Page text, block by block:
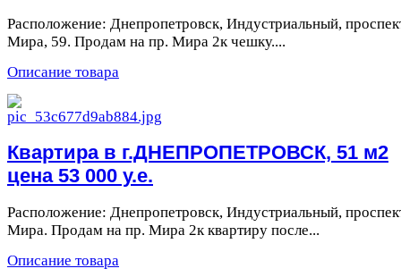
Расположение: Днепропетровск, Индустриальный,
Мира, 59. Продам на пр. Мира 2к чешку....
Описание товара
Квартира в г.ДНЕПРОПЕТРОВСК, 51 м2
цена 53 000 у.е.
Расположение: Днепропетровск, Индустриальный,
Мира. Продам на пр. Мира 2к квартиру после...
Описание товара